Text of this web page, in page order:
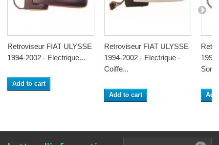
Retroviseur FIAT ULYSSE
1994-2002 - Electrique...
Add to cart
Retroviseur FIAT ULYSSE
1994-2002 - Electrique -
Coiffe...
Add to cart